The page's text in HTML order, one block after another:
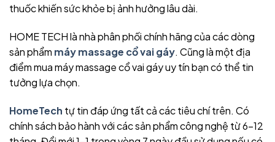
thuốc khiến sức khỏe bị ảnh hưởng lâu dài.
HOME TECH là nhà phân phối chính hãng của các dòng
sản phẩm máy massage cổ vai gáy. Cũng là một địa
điểm mua máy massage cổ vai gáy uy tín bạn có thể tin
tưởng lựa chọn.
HomeTech tự tin đáp ứng tất cả các tiêu chí trên. Có
chính sách bảo hành với các sản phẩm công nghệ từ 6-12